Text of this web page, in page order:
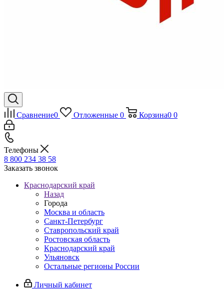
Сравнение0 Отложенные 0 Корзина0 0
Телефоны
8 800 234 38 58
Заказать звонок
Краснодарский край
Назад
Города
Москва и область
Санкт-Петербург
Ставропольский край
Ростовская область
Краснодарский край
Ульяновск
Остальные регионы России
Личный кабинет